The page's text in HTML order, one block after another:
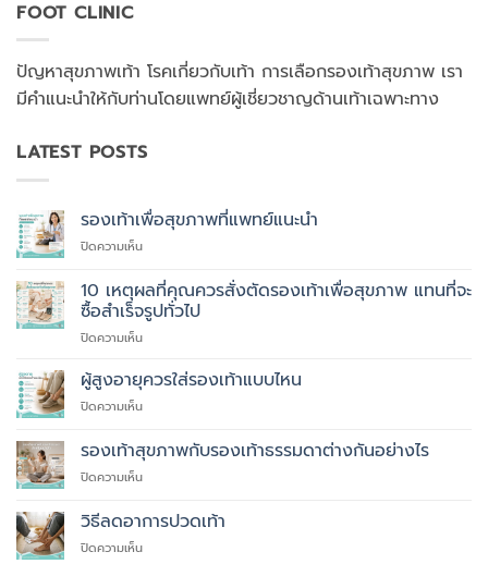
FOOT CLINIC
ปัญหาสุขภาพเท้า โรคเกี่ยวกับเท้า การเลือกรองเท้าสุขภาพ เรา
มีคำแนะนำให้กับท่านโดยแพทย์ผู้เชี่ยวชาญด้านเท้าเฉพาะทาง
LATEST POSTS
รองเท้าเพื่อสุขภาพที่แพทย์แนะนำ
ปิดความเห็นบน
เพื่อ
สุขภาพ
ที่
แพทย์
10 เหตุผลที่คุณควรสั่งตัดรองเท้าเพื่อสุขภาพ แทนที่จะ
ซื้อสำเร็จรูปทั่วไป
ปิดความเห็นบน
เหตุผล
คุณ
สั่ง
ตัด
รองเท้า
สุขภาพ
ผู้สูงอายุควรใส่รองเท้าแบบไหน
ปิดความเห็นบน
สูง
อายุ
ควร
รองเท้า
ไหน
รองเท้าสุขภาพกับรองเท้าธรรมดาต่างกันอย่างไร
ปิดความเห็นบน
สุขภาพ
กับ
รองเท้า
วิธีลดอาการปวดเท้า
ปิดความเห็นบน